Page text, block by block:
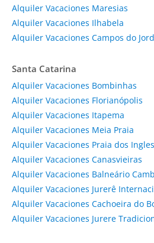
Alquiler Vacaciones Maresias
Alquiler Vacaciones Ilhabela
Alquiler Vacaciones Campos do
Santa Catarina
Alquiler Vacaciones Bombinhas
Alquiler Vacaciones Florianópolis
Alquiler Vacaciones Itapema
Alquiler Vacaciones Meia Praia
Alquiler Vacaciones Praia dos
Alquiler Vacaciones Canasvieiras
Alquiler Vacaciones Balneário
Alquiler Vacaciones Jurerê
Alquiler Vacaciones Cachoeira do
Alquiler Vacaciones Jurere